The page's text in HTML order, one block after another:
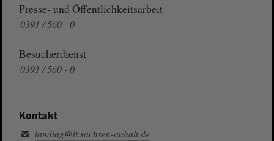
Presse- und Öffentlichkeitsarbeit
0391 / 560 - 0
Besucherdienst
0391 / 560 - 0
Kontakt
landtag@lt.sachsen-anhalt.de